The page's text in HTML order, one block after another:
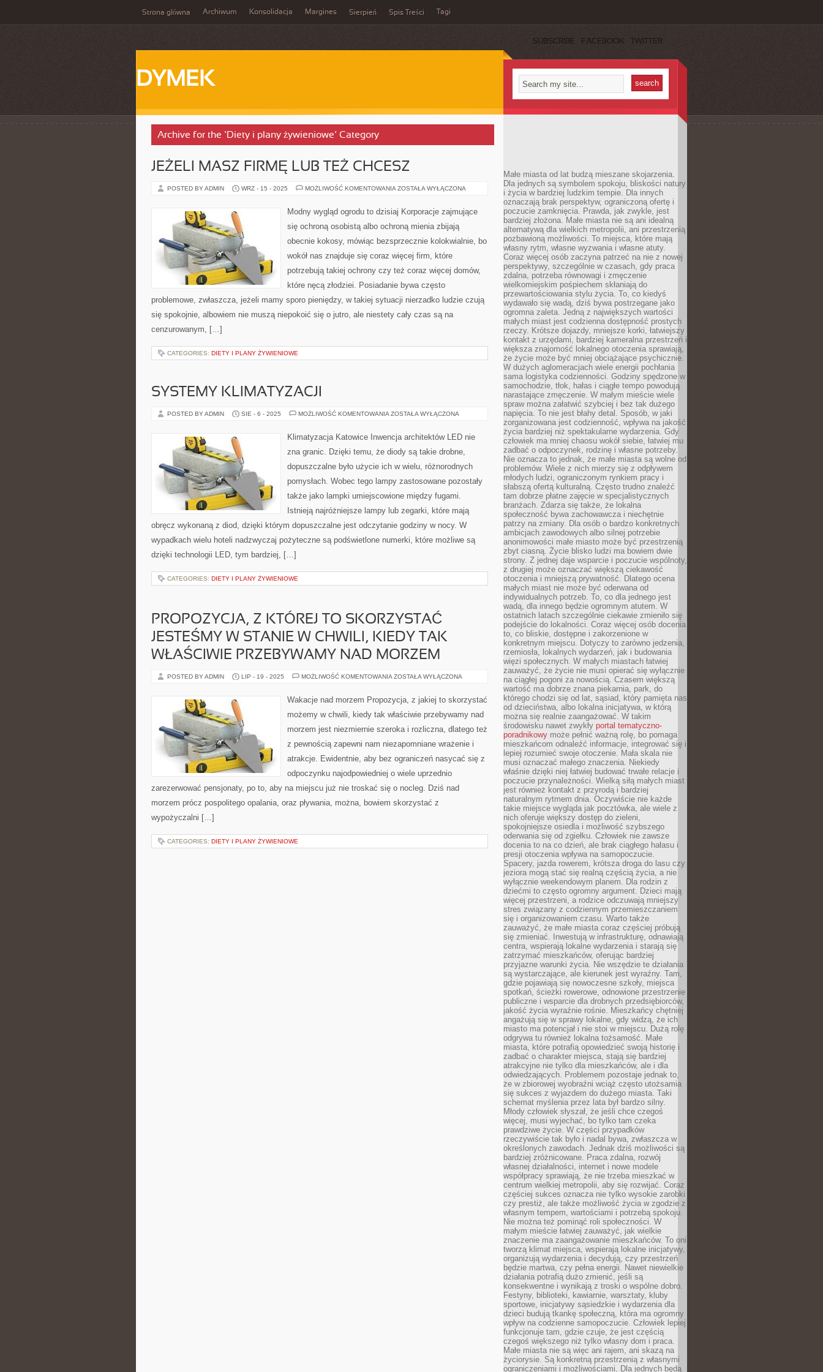
Strona główna Archiwum Konsolidacja Margines Sierpień Spis Treści Tagi
SUBSCRIBE FACEBOOK TWITTER
DYMEK
Archive for the ‘Diety i plany żywieniowe’ Category
JEŻELI MASZ FIRMĘ LUB TEŻ CHCESZ
POSTED BY ADMIN WRZ - 15 - 2025 MOŻLIWOŚĆ KOMENTOWANIA JEŻELI
LUB
TEŻ
ZOSTAŁA WYŁĄCZONA
Modny wygląd ogrodu to dzisiaj Korporacje zajmujące
się ochroną osobistą albo ochroną mienia zbijają
obecnie kokosy, mówiąc bezsprzecznie kolokwialnie, bo
wokół nas znajduje się coraz więcej firm, które
potrzebują takiej ochrony czy też coraz więcej domów,
które nęcą złodziei. Posiadanie bywa często
problemowe, zwłaszcza, jeżeli mamy sporo pieniędzy, w takiej sytuacji nierzadko ludzie czują
się spokojnie, albowiem nie muszą niepokoić się o jutro, ale niestety cały czas są na
cenzurowanym, […]
CATEGORIES: DIETY I PLANY ŻYWIENIOWE
SYSTEMY KLIMATYZACJI
POSTED BY ADMIN SIE - 6 - 2025 MOŻLIWOŚĆ KOMENTOWANIA SYSTEMY
ZOSTAŁA WYŁĄCZONA
Klimatyzacja Katowice Inwencja architektów LED nie
zna granic. Dzięki temu, że diody są takie drobne,
dopuszczalne było użycie ich w wielu, różnorodnych
pomysłach. Wobec tego lampy zastosowane pozostały
także jako lampki umiejscowione między fugami.
Istnieją najróżniejsze lampy lub zegarki, które mają
obręcz wykonaną z diod, dzięki którym dopuszczalne jest odczytanie godziny w nocy. W
wypadkach wielu hoteli nadzwyczaj pożyteczne są podświetlone numerki, które możliwe są
dzięki technologii LED, tym bardziej, […]
CATEGORIES: DIETY I PLANY ŻYWIENIOWE
PROPOZYCJA, Z KTÓREJ TO SKORZYSTAĆ
JESTEŚMY W STANIE W CHWILI, KIEDY TAK
WŁAŚCIWIE PRZEBYWAMY NAD MORZEM
POSTED BY ADMIN LIP - 19 - 2025 MOŻLIWOŚĆ KOMENTOWANIA PROPOZYCJA,
TO
SKORZYSTAĆ
W
W
KIEDY
TAK
WŁAŚCIWIE
PRZEBYWAMY
NAD
MORZEM
ZOSTAŁA WYŁĄCZONA
Wakacje nad morzem Propozycja, z jakiej to skorzystać
możemy w chwili, kiedy tak właściwie przebywamy nad
morzem jest niezmiernie szeroka i rozliczna, dlatego też
z pewnością zapewni nam niezapomniane wrażenie i
atrakcje. Ewidentnie, aby bez ograniczeń nasycać się z
odpoczynku najodpowiedniej o wiele uprzednio
zarezerwować pensjonaty, po to, aby na miejscu już nie troskać się o nocleg. Dziś nad
morzem prócz pospolitego opalania, oraz pływania, można, bowiem skorzystać z
wypożyczalni […]
CATEGORIES: DIETY I PLANY ŻYWIENIOWE
Małe miasta od lat budzą mieszane skojarzenia.
Dla jednych są symbolem spokoju, bliskości natury
i życia w bardziej ludzkim tempie. Dla innych
oznaczają brak perspektyw, ograniczoną ofertę i
poczucie zamknięcia. Prawda, jak zwykle, jest
bardziej złożona. Małe miasta nie są ani idealną
alternatywą dla wielkich metropolii, ani przestrzenią
pozbawioną możliwości. To miejsca, które mają
własny rytm, własne wyzwania i własne atuty.
Coraz więcej osób zaczyna patrzeć na nie z nowej
perspektywy, szczególnie w czasach, gdy praca
zdalna, potrzeba równowagi i zmęczenie
wielkomiejskim pośpiechem skłaniają do
przewartościowania stylu życia. To, co kiedyś
wydawało się wadą, dziś bywa postrzegane jako
ogromna zaleta. Jedną z największych wartości
małych miast jest codzienna dostępność prostych
rzeczy. Krótsze dojazdy, mniejsze korki, łatwiejszy
kontakt z urzędami, bardziej kameralna przestrzeń i
większa znajomość lokalnego otoczenia sprawiają,
że życie może być mniej obciążające psychicznie.
W dużych aglomeracjach wiele energii pochłania
sama logistyka codzienności. Godziny spędzone w
samochodzie, tłok, hałas i ciągłe tempo powodują
narastające zmęczenie. W małym mieście wiele
spraw można załatwić szybciej i bez tak dużego
napięcia. To nie jest błahy detal. Sposób, w jaki
zorganizowana jest codzienność, wpływa na jakość
życia bardziej niż spektakularne wydarzenia. Gdy
człowiek ma mniej chaosu wokół siebie, łatwiej mu
zadbać o odpoczynek, rodzinę i własne potrzeby.
Nie oznacza to jednak, że małe miasta są wolne od
problemów. Wiele z nich mierzy się z odpływem
młodych ludzi, ograniczonym rynkiem pracy i
słabszą ofertą kulturalną. Często trudno znaleźć
tam dobrze płatne zajęcie w specjalistycznych
branżach. Zdarza się także, że lokalna
społeczność bywa zachowawcza i niechętnie
patrzy na zmiany. Dla osób o bardzo konkretnych
ambicjach zawodowych albo silnej potrzebie
anonimowości małe miasto może być przestrzenią
zbyt ciasną. Życie blisko ludzi ma bowiem dwie
strony. Z jednej daje wsparcie i poczucie wspólnoty,
z drugiej może oznaczać większą ciekawość
otoczenia i mniejszą prywatność. Dlatego ocena
małych miast nie może być oderwana od
indywidualnych potrzeb. To, co dla jednego jest
wadą, dla innego będzie ogromnym atutem. W
ostatnich latach szczególnie ciekawie zmieniło się
podejście do lokalności. Coraz więcej osób docenia
to, co bliskie, dostępne i zakorzenione w
konkretnym miejscu. Dotyczy to zarówno jedzenia,
rzemiosła, lokalnych wydarzeń, jak i budowania
więzi społecznych. W małych miastach łatwiej
zauważyć, że życie nie musi opierać się wyłącznie
na ciągłej pogoni za nowością. Czasem większą
wartość ma dobrze znana piekarnia, park, do
którego chodzi się od lat, sąsiad, który pamięta nas
od dzieciństwa, albo lokalna inicjatywa, w którą
można się realnie zaangażować. W takim
środowisku nawet zwykły portal tematyczno-
poradnikowy może pełnić ważną rolę, bo pomaga
mieszkańcom odnaleźć informacje, integrować się i
lepiej rozumieć swoje otoczenie. Mała skala nie
musi oznaczać małego znaczenia. Niekiedy
właśnie dzięki niej łatwiej budować trwałe relacje i
poczucie przynależności. Wielką siłą małych miast
jest również kontakt z przyrodą i bardziej
naturalnym rytmem dnia. Oczywiście nie każde
takie miejsce wygląda jak pocztówka, ale wiele z
nich oferuje większy dostęp do zieleni,
spokojniejsze osiedla i możliwość szybszego
oderwania się od zgiełku. Człowiek nie zawsze
docenia to na co dzień, ale brak ciągłego hałasu i
presji otoczenia wpływa na samopoczucie.
Spacery, jazda rowerem, krótsza droga do lasu czy
jeziora mogą stać się realną częścią życia, a nie
wyłącznie weekendowym planem. Dla rodzin z
dziećmi to często ogromny argument. Dzieci mają
więcej przestrzeni, a rodzice odczuwają mniejszy
stres związany z codziennym przemieszczaniem
się i organizowaniem czasu. Warto także
zauważyć, że małe miasta coraz częściej próbują
się zmieniać. Inwestują w infrastrukturę, odnawiają
centra, wspierają lokalne wydarzenia i starają się
zatrzymać mieszkańców, oferując bardziej
przyjazne warunki życia. Nie wszędzie te działania
są wystarczające, ale kierunek jest wyraźny. Tam,
gdzie pojawiają się nowoczesne szkoły, miejsca
spotkań, ścieżki rowerowe, odnowione przestrzenie
publiczne i wsparcie dla drobnych przedsiębiorców,
jakość życia wyraźnie rośnie. Mieszkańcy chętniej
angażują się w sprawy lokalne, gdy widzą, że ich
miasto ma potencjał i nie stoi w miejscu. Dużą rolę
odgrywa tu również lokalna tożsamość. Małe
miasta, które potrafią opowiedzieć swoją historię i
zadbać o charakter miejsca, stają się bardziej
atrakcyjne nie tylko dla mieszkańców, ale i dla
odwiedzających. Problemem pozostaje jednak to,
że w zbiorowej wyobraźni wciąż często utożsamia
się sukces z wyjazdem do dużego miasta. Taki
schemat myślenia przez lata był bardzo silny.
Młody człowiek słyszał, że jeśli chce czegoś
więcej, musi wyjechać, bo tylko tam czeka
prawdziwe życie. W części przypadków
rzeczywiście tak było i nadal bywa, zwłaszcza w
określonych zawodach. Jednak dziś możliwości są
bardziej zróżnicowane. Praca zdalna, rozwój
własnej działalności, internet i nowe modele
współpracy sprawiają, że nie trzeba mieszkać w
centrum wielkiej metropolii, aby się rozwijać. Coraz
częściej sukces oznacza nie tylko wysokie zarobki
czy prestiż, ale także możliwość życia w zgodzie z
własnym tempem, wartościami i potrzebą spokoju.
Nie można też pominąć roli społeczności. W
małym mieście łatwiej zauważyć, jak wielkie
znaczenie ma zaangażowanie mieszkańców. To oni
tworzą klimat miejsca, wspierają lokalne inicjatywy,
organizują wydarzenia i decydują, czy przestrzeń
będzie martwa, czy pełna energii. Nawet niewielkie
działania potrafią dużo zmienić, jeśli są
konsekwentne i wynikają z troski o wspólne dobro.
Festyny, biblioteki, kawiarnie, warsztaty, kluby
sportowe, inicjatywy sąsiedzkie i wydarzenia dla
dzieci budują tkankę społeczną, która ma ogromny
wpływ na codzienne samopoczucie. Człowiek lepiej
funkcjonuje tam, gdzie czuje, że jest częścią
czegoś większego niż tylko własny dom i praca.
Małe miasta nie są więc ani rajem, ani skazą na
życiorysie. Są konkretną przestrzenią z własnymi
ograniczeniami i możliwościami. Dla jednych będą